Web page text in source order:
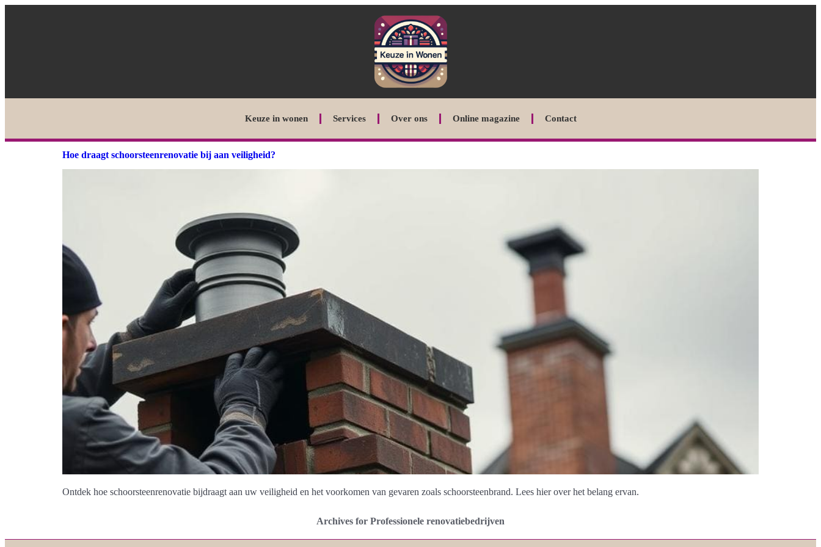
Keuze in wonen Services Over ons Online magazine Contact
Hoe draagt schoorsteenrenovatie bij aan veiligheid?
Ontdek hoe schoorsteenrenovatie bijdraagt aan uw veiligheid en het voorkomen van gevaren zoals schoorsteenbrand. Lees hier over het belang ervan.
Archives for Professionele renovatiebedrijven